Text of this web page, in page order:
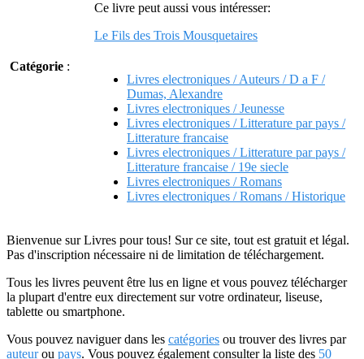
Ce livre peut aussi vous intéresser:
Le Fils des Trois Mousquetaires
Catégorie :
Livres electroniques / Auteurs / D a F /
Dumas, Alexandre
Livres electroniques / Jeunesse
Livres electroniques / Litterature par pays /
Litterature francaise
Livres electroniques / Litterature par pays /
Litterature francaise / 19e siecle
Livres electroniques / Romans
Livres electroniques / Romans / Historique
Bienvenue sur Livres pour tous! Sur ce site, tout est gratuit et légal.
Pas d'inscription nécessaire ni de limitation de téléchargement.
Tous les livres peuvent être lus en ligne et vous pouvez télécharger
la plupart d'entre eux directement sur votre ordinateur, liseuse,
tablette ou smartphone.
Vous pouvez naviguer dans les catégories ou trouver des livres par
auteurou pays. Vous pouvez également consulter la liste des 50